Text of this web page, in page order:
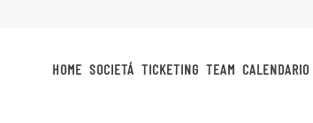
HOME SOCIETÁ TICKETING TEAM CALENDARIO